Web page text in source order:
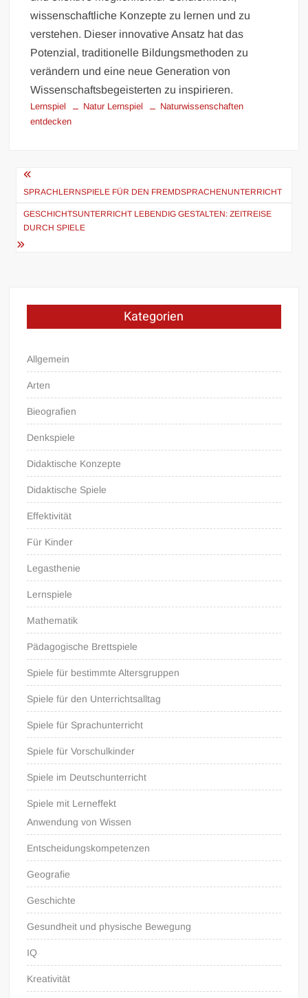
wissenschaftliche Konzepte zu lernen und zu
verstehen. Dieser innovative Ansatz hat das
Potenzial, traditionelle Bildungsmethoden zu
verändern und eine neue Generation von
Wissenschaftsbegeisterten zu inspirieren.
Lernspiel Natur Lernspiel
Naturwissenschaften
entdecken
Beitragsnavigation
SPRACHLERNSPIELE FÜR DEN FREMDSPRACHENUNTERRICHT
GESCHICHTSUNTERRICHT LEBENDIG GESTALTEN: ZEITREISE
DURCH SPIELE
Kategorien
Allgemein
Arten
Bieografien
Denkspiele
Didaktische Konzepte
Didaktische Spiele
Effektivität
Für Kinder
Legasthenie
Lernspiele
Mathematik
Pädagogische Brettspiele
Spiele für bestimmte Altersgruppen
Spiele für den Unterrichtsalltag
Spiele für Sprachunterricht
Spiele für Vorschulkinder
Spiele im Deutschunterricht
Spiele mit Lerneffekt
Anwendung von Wissen
Entscheidungskompetenzen
Geografie
Geschichte
Gesundheit und physische Bewegung
IQ
Kreativität